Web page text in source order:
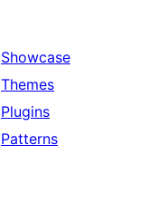
Showcase
Themes
Plugins
Patterns